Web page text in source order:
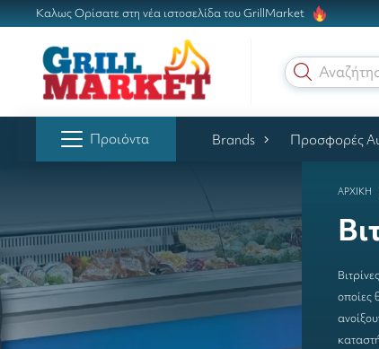
Καλως Ορίσατε στη νέα ιστοσελίδα του GrillMarket
Προιόντα Brands Προσφορές
ΑΡΧΙΚΗ
οποίες